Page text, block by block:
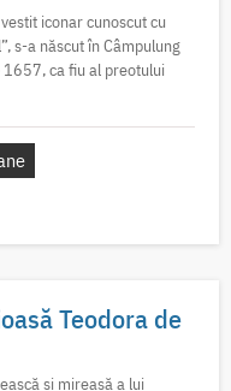
iconar cunoscut cu
s-a născut în Câmpulung
ca fiu al preotului
Teodora de
și mireasă a lui